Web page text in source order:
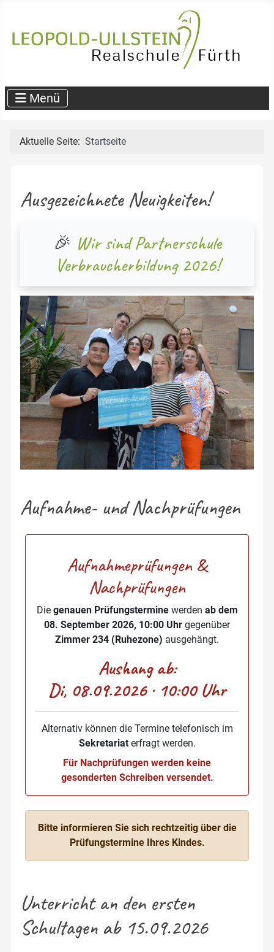
Aktuelle Seite: Startseite
Ausgezeichnete Neuigkeiten!
🎉 Wir sind Partnerschule
Verbraucherbildung 2026!
Aufnahme- und Nachprüfungen
Aufnahmeprüfungen &
Nachprüfungen
Die genauen Prüfungsterminewerden ab dem
08. September 2026, 10:00 Uhr gegenüber
Zimmer 234 (Ruhezone) ausgehängt.
Aushang ab:
Di, 08.09.2026 · 10:00 Uhr
Alternativ können die Termine telefonisch im
Sekretariaterfragt werden.
Für Nachprüfungen werden keine
gesonderten Schreiben versendet.
Bitte informieren Sie sich rechtzeitig über die
Prüfungstermine Ihres Kindes.
Unterricht an den ersten
Schultagen ab 15.09.2026